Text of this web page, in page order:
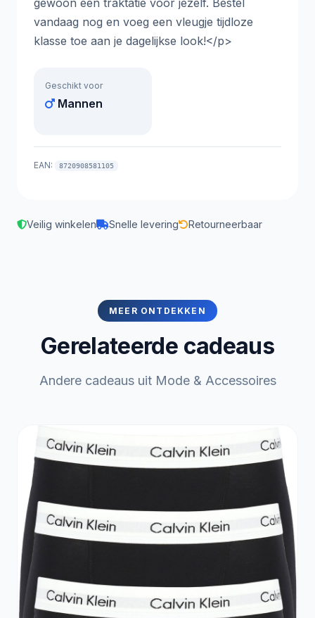
vandaag nog en voeg een vleugje tijdloze
klasse toe aan je dagelijkse look!</p>
Geschikt voor
Mannen
EAN: 8720908581105
Veilig winkelen Snelle levering Retourneerbaar
MEER ONTDEKKEN
Gerelateerde cadeaus
Andere cadeaus uit Mode & Accessoires